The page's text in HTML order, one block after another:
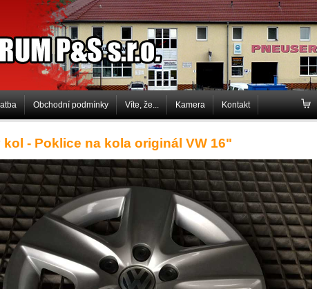
P&S s.r.o.
Obchodní podmínky Víte, že... Kamera Kontakt
kol - Poklice na kola originál VW 16"